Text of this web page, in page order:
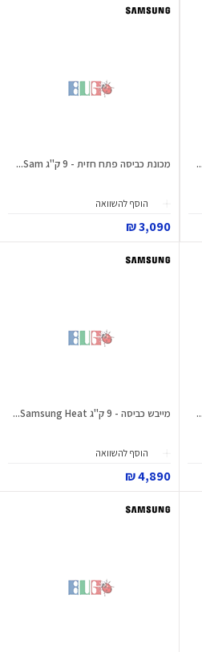
מכונת כביסה פתח חזית - 9 ק"ג Sam...
הוסף להשוואה
3,090 ₪
מייבש כביסה - 9 ק"ג Samsung Heat...
הוסף להשוואה
4,890 ₪